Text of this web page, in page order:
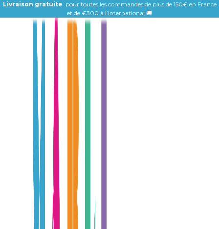
Livraison gratuite pour toutes les commandes de plus de 150€ en France
et de €300 à l’international 🚚